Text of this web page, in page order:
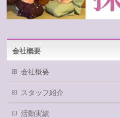
会社概要
会社概要
スタッフ紹介
活動実績